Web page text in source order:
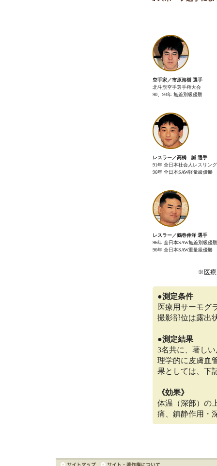
空手家／市原海樹 選手
北斗旗空手選手権大会
90、93年 無差別級優勝
レスラー／高橋 誠 選手
91年 全日本社会人レスリン
96年 全日本SAW軽量級優勝
レスラー／鶴巻伸洋 選手
96年 全日本SAW無差別級優勝
96年 全日本SAW重量級優勝
※医療
●測定条件
医療用サーモグ
撮影部位は露出
●測定結果
3名共に、著し
理学的に皮膚血
果としては、下
《効果》
体温（深部）の
痛、鎮静作用・